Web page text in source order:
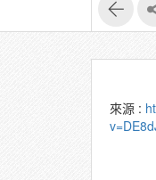
來源 :